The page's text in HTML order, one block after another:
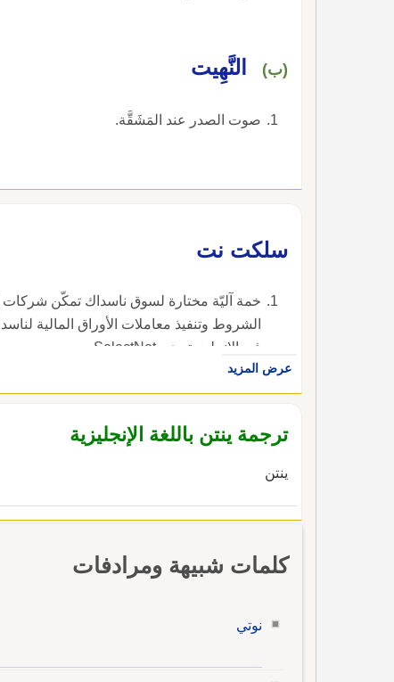
(ب) النَّهِيت
صوت الصدر عند المَشَقَّة.
سلكت نت
خمة آليّة مختارة لسوق ناسداك تمكّن شركات
الشروط وتنفيذ معاملات الأوراق المالية
في الإنجليزية، هي SelectNet.
عرض المزيد
ترجمة ينتن باللغة الإنجليزية
ينتن
كلمات شبيهة ومرادفات
نوتي